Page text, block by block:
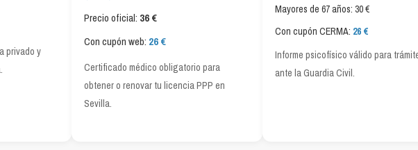
privado y
Precio oficial: 36 €
Con cupón web: 26 €
Certificado médico obligatorio para
obtener o renovar tu licencia PPP en
Sevilla.
Mayores de 67 años: 30 €
Con cupón CERMA: 26 €
Informe psicofísico válido para
ante la Guardia Civil.